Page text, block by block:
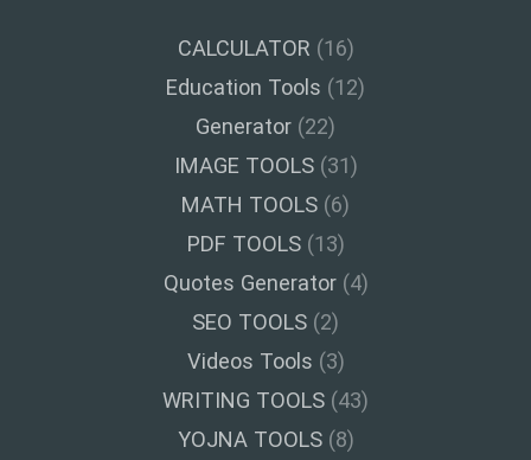
CALCULATOR (16)
Education Tools (12)
Generator (22)
IMAGE TOOLS(31)
MATH TOOLS (6)
PDF TOOLS(13)
Quotes Generator(4)
SEO TOOLS (2)
Videos Tools (3)
WRITING TOOLS (43)
YOJNA TOOLS(8)